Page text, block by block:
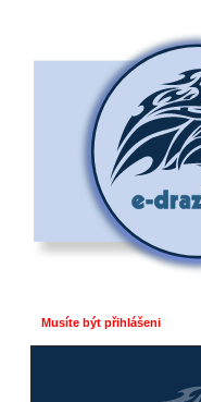
Musíte být přihlášeni